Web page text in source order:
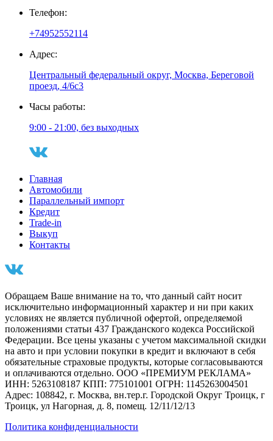
Телефон:
+74952552114
Адрес:
Центральный федеральный округ, Москва, Береговой
проезд, 4/6с3
Часы работы:
9:00 - 21:00, без выходных
Главная
Автомобили
Параллельный импорт
Кредит
Trade-in
Выкуп
Контакты
Обращаем Ваше внимание на то, что данный сайт носит
исключительно информационный характер и ни при каких
условиях не является публичной офертой, определяемой
положениями статьи 437 Гражданского кодекса Российской
Федерации. Все цены указаны с учетом максимальной скидки
на авто и при условии покупки в кредит и включают в себя
обязательные страховые продукты, которые согласовываются
и оплачиваются отдельно. ООО «ПРЕМИУМ РЕКЛАМА»
ИНН: 5263108187 КПП: 775101001 ОГРН: 1145263004501
Адрес: 108842, г. Москва, вн.тер.г. Городской Округ Троицк, г
Троицк, ул Нагорная, д. 8, помещ. 12/11/12/13
Политика конфиденциальности